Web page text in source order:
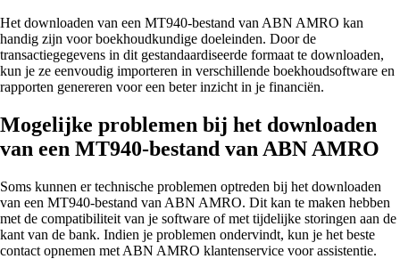
Het downloaden van een MT940-bestand van ABN AMRO kan
handig zijn voor boekhoudkundige doeleinden. Door de
transactiegegevens in dit gestandaardiseerde formaat te downloaden,
kun je ze eenvoudig importeren in verschillende boekhoudsoftware en
rapporten genereren voor een beter inzicht in je financiën.
Mogelijke problemen bij het downloaden
van een MT940-bestand van ABN AMRO
Soms kunnen er technische problemen optreden bij het downloaden
van een MT940-bestand van ABN AMRO. Dit kan te maken hebben
met de compatibiliteit van je software of met tijdelijke storingen aan de
kant van de bank. Indien je problemen ondervindt, kun je het beste
contact opnemen met ABN AMRO klantenservice voor assistentie.